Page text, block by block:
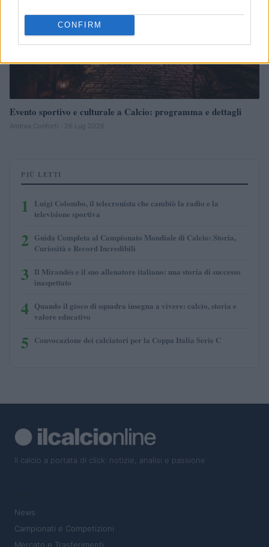
CONFIRM
Evento sportivo e culturale a Calcio: programma e dettagli
Andrea Conforti · 26 Lug 2026
PIÙ LETTI
1
Luigi Colombo, il telecronista che cambiò la radio e la
televisione sportiva
2 Guida Completa al Campionato Mondiale di Calcio: Storia,
Curiosità e Record Incredibili
3 Il Mirandés e il suo allenatore italiano: una storia di successo
inaspettato
4 Quando il gioco di squadra insegna a vivere: calcio, storia e
valore educativo
5 Convocazione dei calciatori per la Coppa Italia Serie C
Il calcio a portata di click: notizie, analisi e passione
News
Campionati e Competizioni
Mercato e Trasferimenti